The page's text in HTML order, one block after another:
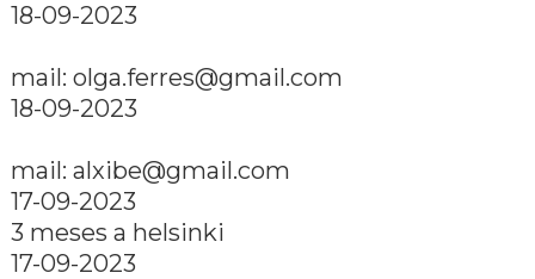
18-09-2023
mail: olga.ferres@gmail.com
18-09-2023
mail: alxibe@gmail.com
17-09-2023
3 meses a helsinki
17-09-2023